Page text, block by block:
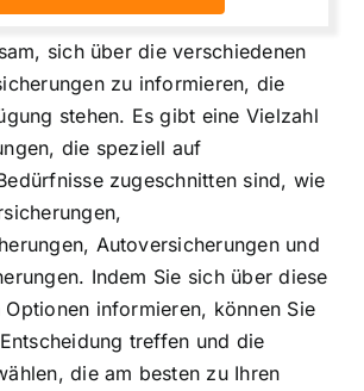
sich über die verschiedenen
zu informieren, die
stehen. Es gibt eine Vielzahl
die speziell auf
zugeschnitten sind, wie
Autoversicherungen und
Indem Sie sich über diese
informieren, können Sie
treffen und die
die am besten zu Ihren